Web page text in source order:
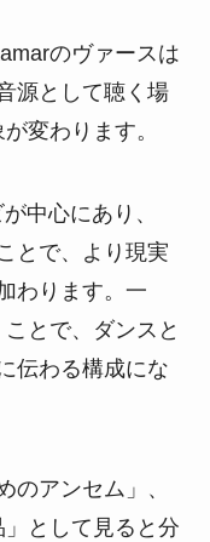
のヴァースは
源として聴く場
変わります。
中心にあり、
とで、より現実
わります。一
とで、ダンスと
伝わる構成にな
のアンセム」、
として見ると分